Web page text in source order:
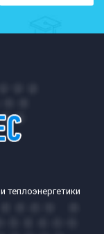
теплоэнергетики